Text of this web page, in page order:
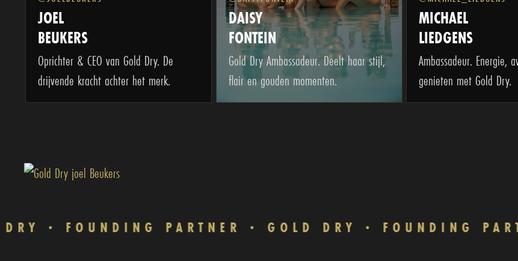
JOEL
BEUKERS
Oprichter & CEO van Gold Dry. De
drijvende kracht achter het merk.
DAISY
FONTEIN
Gold Dry Ambassadeur. Deelt haar stijl,
flair en gouden momenten.
MICHAEL
LIEDGENS
Ambassadeur. Energie,
genieten met Gold Dry.
FOUNDING PARTNER GOLD DRY FOUNDING